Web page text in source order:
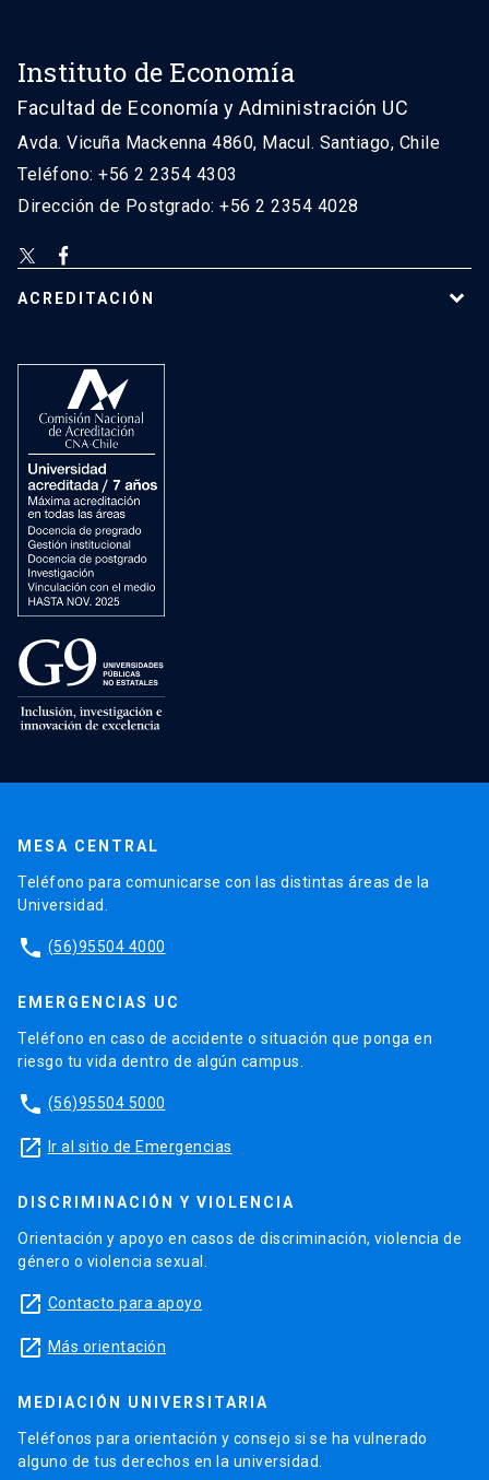
Instituto de Economía
Facultad de Economía y Administración UC
Avda. Vicuña Mackenna 4860, Macul. Santiago, Chile
Teléfono: +56 2 2354 4303
Dirección de Postgrado: +56 2 2354 4028
ACREDITACIÓN
MESA CENTRAL
Teléfono para comunicarse con las distintas áreas de la
Universidad.
phone (56)95504 4000
EMERGENCIAS UC
Teléfono en caso de accidente o situación que ponga en
riesgo tu vida dentro de algún campus.
phone (56)95504 5000
launch Ir al sitio de Emergencias
DISCRIMINACIÓN Y VIOLENCIA
Orientación y apoyo en casos de discriminación, violencia de
género o violencia sexual.
launch Contacto para apoyo
launch Más orientación
MEDIACIÓN UNIVERSITARIA
Teléfonos para orientación y consejo si se ha vulnerado
alguno de tus derechos en la universidad.